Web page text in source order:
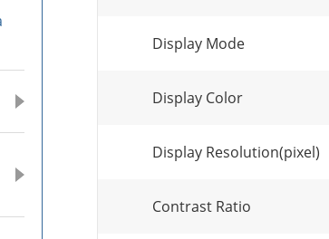
Display Mode
Display Color
Display Resolution(pixel)
Contrast Ratio